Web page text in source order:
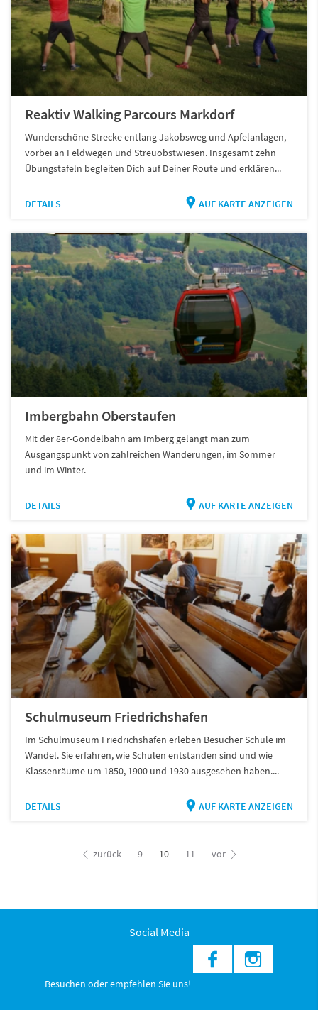
Reaktiv Walking Parcours Markdorf
Wunderschöne Strecke entlang Jakobsweg und Apfelanlagen,
vorbei an Feldwegen und Streuobstwiesen. Insgesamt zehn
Übungstafeln begleiten Dich auf Deiner Route und erklären...
DETAILS AUF KARTE ANZEIGEN
Imbergbahn Oberstaufen
Mit der 8er-Gondelbahn am Imberg gelangt man zum
Ausgangspunkt von zahlreichen Wanderungen, im Sommer
und im Winter.
DETAILS AUF KARTE ANZEIGEN
Schulmuseum Friedrichshafen
Im Schulmuseum Friedrichshafen erleben Besucher Schule im
Wandel. Sie erfahren, wie Schulen entstanden sind und wie
Klassenräume um 1850, 1900 und 1930 ausgesehen haben....
DETAILS AUF KARTE ANZEIGEN
zurück 9 10 11 vor
Social Media
Besuchen oder empfehlen Sie uns!